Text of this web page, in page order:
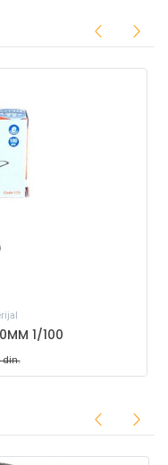
1/100
din.